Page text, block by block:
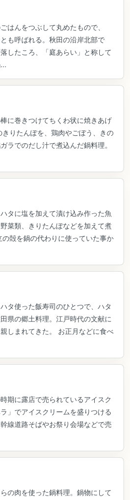
はんをつぶして丸めたもので、
も呼ばれる。秋田の沿岸北部で
したころ、「庭あらい」と称して
に巻きつけてちくわ状に焼きあげ
りたんぽを、鶏肉やごぼう、きの
ラでのだし汁で煮込んだ鍋料理。
タに塩を加えて漬け込み作った魚
菜類、きりたんぽなどを加えて煮
殻を鍋の代わりに使っていた事か
タ使った飯寿司のひとつで、ハタ
県の郷土料理。江戸時代の文献に
しまれてきた。 お正月などに食べ
期に露店で売られているアイスク
」でアイスクリームを盛りつける
線道路そばやお祭り会場などで売
の肉を使った鍋料理。鍋物にして